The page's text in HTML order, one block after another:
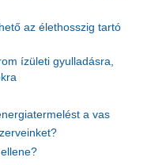
az élethosszig tartó
ízületi gyulladásra,
a vas